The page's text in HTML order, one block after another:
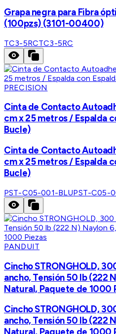
Grapa negra para Fibra
(100pzs) (3101-00400)
TC3-5RCTC3-5RC
PRECISION
Cinta de Contacto
cm x 25 metros / Espalda
Bucle)
Cinta de Contacto
cm x 25 metros / Espalda
Bucle)
PST-C05-001-BLUPST-C05-
PANDUIT
Cincho STRONGHOLD,
ancho, Tensión 50 lb (222
Natural, Paquete de 1000
Cincho STRONGHOLD,
ancho, Tensión 50 lb (222